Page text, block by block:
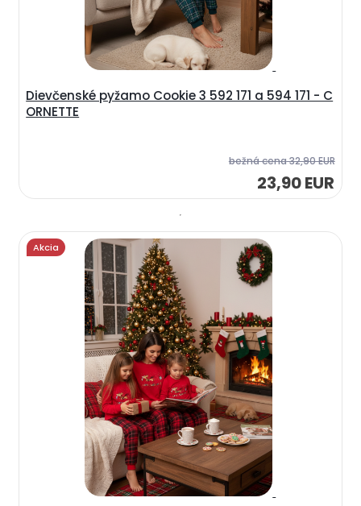
Dievčenské pyžamo Cookie 3 592 171 a 594 171 - C
ORNETTE
bežná cena32,90 EUR
23,90 EUR
Akcia